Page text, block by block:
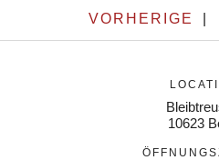
VORHERIGE
10623